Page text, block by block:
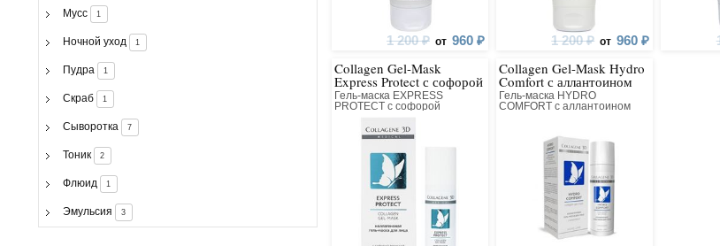
Мусс 1
Ночной уход 1
Пудра 1
Скраб 1
Сыворотка 7
Тоник 2
Флюид 1
Эмульсия 3
1 200 ₽ от 960 ₽ 1 200 ₽ от 960 ₽
Collagen Gel-Mask
Express Protect с софорой
японской
Гель-маска EXPRESS
PROTECT с софорой
Collagen Gel-Mask Hydro
Comfort с аллантоином
Гель-маска HYDRO
COMFORT с аллантоином